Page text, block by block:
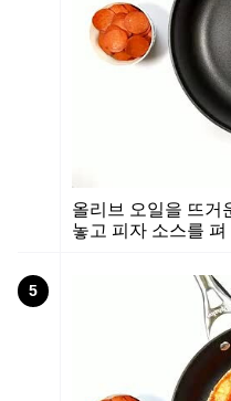
올리브 오일을 뜨거
놓고 피자 소스를 펴
5